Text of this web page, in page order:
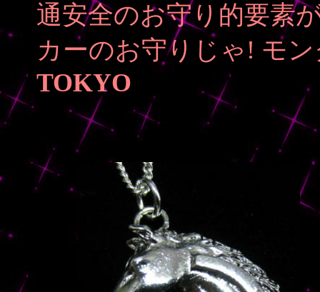
通安全のお守り的要素
カーのお守りじゃ! モ
TOKYO